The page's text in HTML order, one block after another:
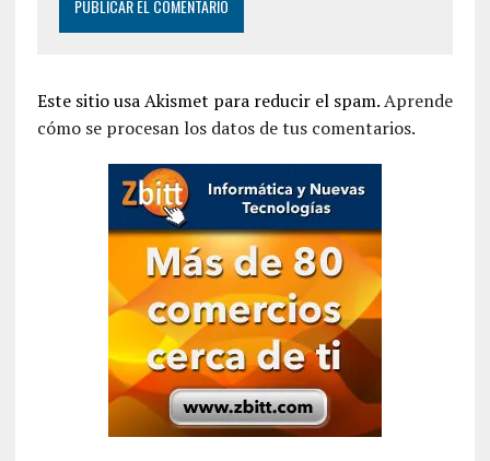
Este sitio usa Akismet para reducir el spam.Aprende
cómo se procesan los datos de tus comentarios.